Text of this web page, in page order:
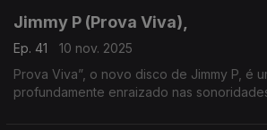
Jimmy P (Prova Viva),
Ep. 41
10 nov. 2025
Prova Viva”, o novo disco de Jimmy P, é
profundamente enraizado nas